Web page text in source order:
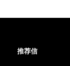
推荐信